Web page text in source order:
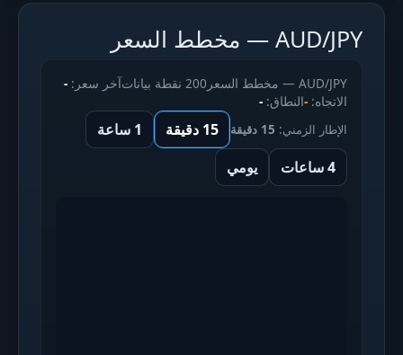
AUD/JPY — مخطط السعر
AUD/JPY — مخطط السعر 200 نقطة بيانات آخر سعر: -
الاتجاه: -النطاق: -
الإطار الزمني: 15 دقيقة 15 دقيقة
1 ساعة
4 ساعات
يومي